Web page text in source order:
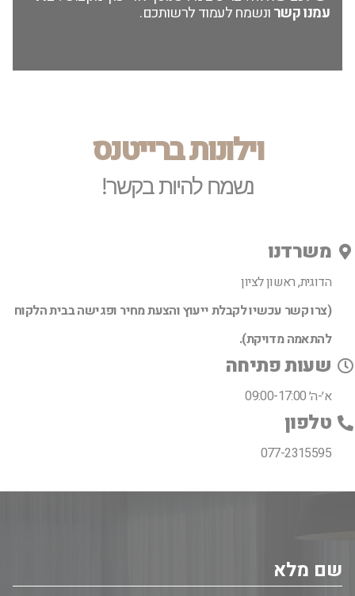
עמנו קשרונשמח לעמוד לרשותכם.
וילונות ברייטנס
נשמח להיות בקשר!
משרדנו
הדוגית, ראשון לציון
(צרו קשר עכשיו לקבלת ייעוץ והצעת מחיר ופגישה בבית הלקוח
להתאמה מדויקת).
שעות פתיחה
א׳-ה׳ 09:00-17:00
טלפון
077-2315595